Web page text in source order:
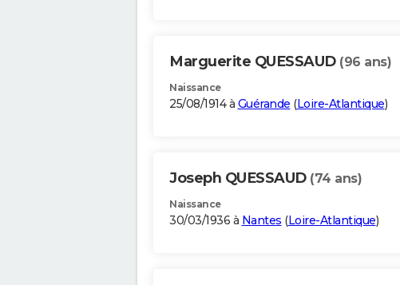
Marguerite QUESSAUD (96 ans)
Naissance
25/08/1914 à Guérande (Loire-Atlantique)
Joseph QUESSAUD (74 ans)
Naissance
30/03/1936 à Nantes (Loire-Atlantique)